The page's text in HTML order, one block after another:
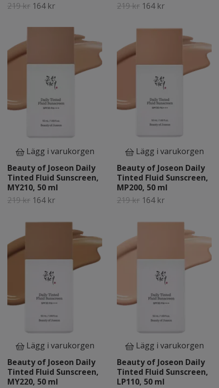
219 kr 164 kr
219 kr 164 kr
Lägg i varukorgen
Beauty of Joseon Daily
Tinted Fluid Sunscreen,
MY210, 50 ml
219 kr 164 kr
Lägg i varukorgen
Beauty of Joseon Daily
Tinted Fluid Sunscreen,
MP200, 50 ml
219 kr 164 kr
Lägg i varukorgen
Beauty of Joseon Daily
Tinted Fluid Sunscreen,
MY220, 50 ml
Lägg i varukorgen
Beauty of Joseon Daily
Tinted Fluid Sunscreen,
LP110, 50 ml